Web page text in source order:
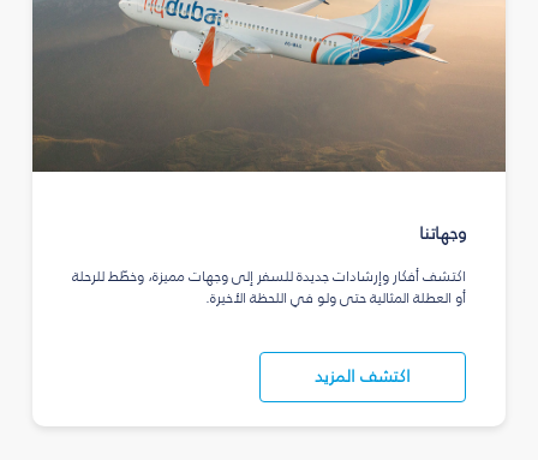
وجهاتنا
اكتشف أفكار وإرشادات جديدة للسفر إلى وجهات مميزة، وخطّط للرحلة
أو العطلة المثالية حتى ولو في اللحظة الأخيرة.
اكتشف المزيد